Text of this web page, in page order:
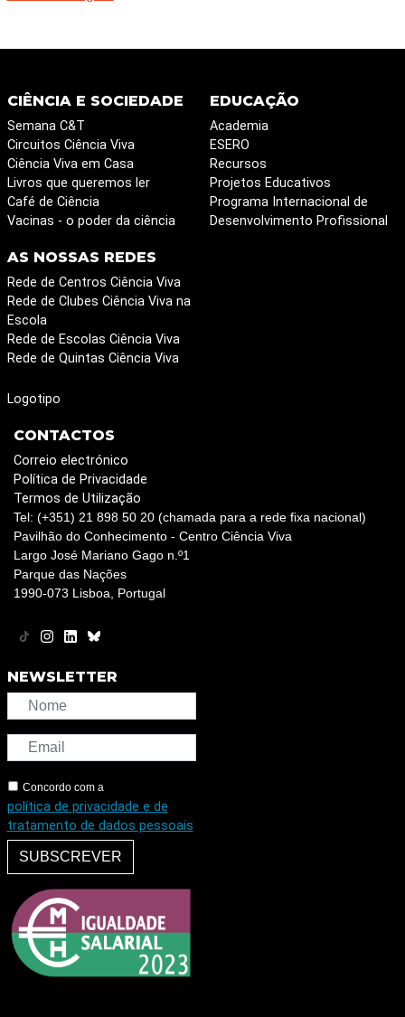
CIÊNCIA E SOCIEDADE
Semana C&T
Circuitos Ciência Viva
Ciência Viva em Casa
Livros que queremos ler
Café de Ciência
Vacinas - o poder da ciência
EDUCAÇÃO
Academia
ESERO
Recursos
Projetos Educativos
Programa Internacional de
Desenvolvimento Profissional
AS NOSSAS REDES
Rede de Centros Ciência Viva
Rede de Clubes Ciência Viva na
Escola
Rede de Escolas Ciência Viva
Rede de Quintas Ciência Viva
Logotipo
CONTACTOS
Correio electrónico
Política de Privacidade
Termos de Utilização
Tel: (+351) 21 898 50 20 (chamada para a rede fixa nacional)
Pavilhão do Conhecimento - Centro Ciência Viva
Largo José Mariano Gago n.º1
Parque das Nações
1990-073 Lisboa, Portugal
NEWSLETTER
Concordo com a
política de privacidade e de
tratamento de dados pessoais
SUBSCREVER